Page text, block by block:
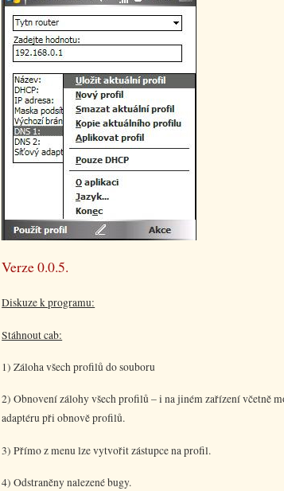
Verze 0.0.5.
Diskuze k programu:
Stáhnout cab:
1) Záloha všech profilů do souboru
2) Obnovení zálohy všech profilů – i na jiném zařízení včetně
adaptéru při obnově profilů.
3) Přímo z menu lze vytvořit zástupce na profil.
4) Odstraněny nalezené bugy.